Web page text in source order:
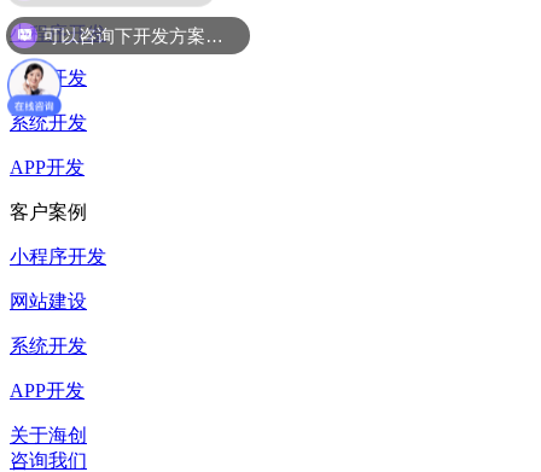
小程序开发
网站开发
系统开发
APP开发
客户案例
小程序开发
网站建设
系统开发
APP开发
关于海创
咨询我们